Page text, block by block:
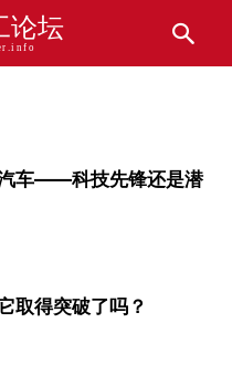
论坛
车——科技先锋还是潜
取得突破了吗？